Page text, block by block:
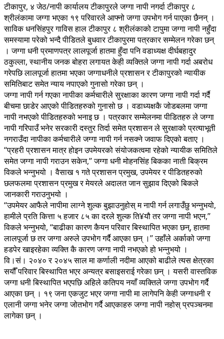
टीकापुर, ४ जेठ/नापी कार्यालय टीकापुरले जग्गा नापी नगर्दा टीकापुर ८
श्रीलंकामा जग्गा भएका १९ परिवारले आफ्नो जग्गा उपभोग गर्न पाएका छैनन् ।
साविक धनसिंहपुर गाविस हाल टीकापुर ८ श्रीलंकाको टापुमा जग्गा नापी नहुँदा
समस्यामा परेको भन्दै पीडितले बुधवार टीकापुरमा पत्रकार सम्मेलन गरेका छन्
। जग्गा धनी प्रमाणपत्र लालपूर्जा हातमा हुँदा पनि वडाध्यक्ष दीर्घबहादुर
ठकुल्ला, स्थानीय जनक बोहरा लगायत केही व्यक्तिले जग्गा नापी गर्दा अबरोध
गरेपछि लालपूर्जा हातमा भएका जग्गाधनीले प्रशासन र टीकापुरको न्यायीक
समितिबाट समेत न्याय नपाएको गुनासो गरेका छन् ।
जग्गा नापी गर्न गएका नापीका कर्मचारीले सुरक्षाका कारण जग्गा नापी गर्दा गर्दै
बीचमा छाडेर आएको पीडितहरुको गुनासो छ । वडाध्यक्षकै जोडबलमा जग्गा
नापी नभएको पीडितहरुको भनाइ छ । पत्रकार सम्मेलनमा पीडितहरु ले जग्गा
नापी गरिपाउँ भनेर सरकारी दस्तुर तिर्दा समेत प्रशासन ले सुरक्षाको प्रत्याभूती
नगराउँदा नापीका कर्मचारीले जग्गा नापी गर्न नसक्ने जवाफ दिएको बताए ।
‘‘प्रहरी प्रशासन मात्र होइन उपमेयरको संयोजकत्वमा रहेको न्यायीक समितिले
समेत जग्गा नापी गराउन सकेन,’’ जग्गा धनी मोहनसिंह बिकका नाती बिक्रम
विकले भन्नुभयो । वैसाख १ गते प्रशासन प्रमुख, उपमेयर र पीडितहरुको
छलफलमा प्रशासन प्रमुख र मेयरले अदालत जान सुझाव दिएको बिकले
जानकारी गराउनुभयो ।
‘‘उपमेयर आफैले नापीमा लाग्ने शुल्क बुझाउनुहोस् म नापी गर्न लगाउँछु भन्नुभयो,
हामीले प्रति कित्ता ५ हजार ८५ का दरले शुल्क ति¥यौ तर जग्गा नापी भएन,’’
विकले भन्नुभयो, ‘‘बाढीका कारण कैयन परिवार बिस्थापित भएका छन्, हातमा
लालपूर्जा छ तर जग्गा अरुले उपभोग गर्दै आएका छन् ।’’ उहाँले अर्काको जग्गा
हडपेर खाइरहेका व्यक्ति कै कारण जग्गा नापी नभएको हो भन्नुभयो ।
वि।सं। २०४० र २०४५ साल मा कर्णाली नदीमा आएको बाढीले त्यस क्षेत्रका
सयौँ परिवार बिस्थापित भएर अन्यत्र बसाइसराई गरेका छन् । यसरी वास्तविक
जग्गा धनी बिस्थापित भएपछि अहिले कतिपय नयाँ व्यक्तिले जग्गा उपभोग गर्दै
आएका छन् । १९ जना एकजुट भएर जग्गा नापी मा लागेपनि केही जग्गाधनी र
एलानी जग्गा भनेर जग्गा जोतभोग गर्दै आएकाहरु जग्गा नापी नहोस् प्रपञ्चनमा
लागेका छन् ।